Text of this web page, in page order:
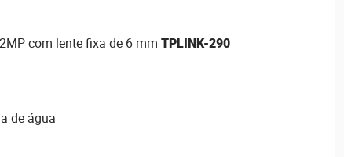
com lente fixa de 6 mm TPLINK-290
de água